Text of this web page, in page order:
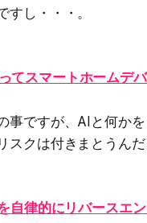
し・・・。
スマートホームデ
事ですが、AIと何か
クは付きまとうんだ
自律的にリバースエ